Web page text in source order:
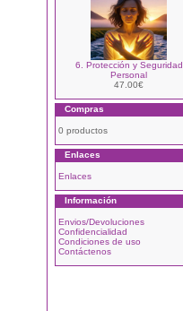
6. Protección y Seguridad
Personal
47.00€
Compras
0 productos
Enlaces
Enlaces
Información
Envios/Devoluciones
Confidencialidad
Condiciones de uso
Contáctenos